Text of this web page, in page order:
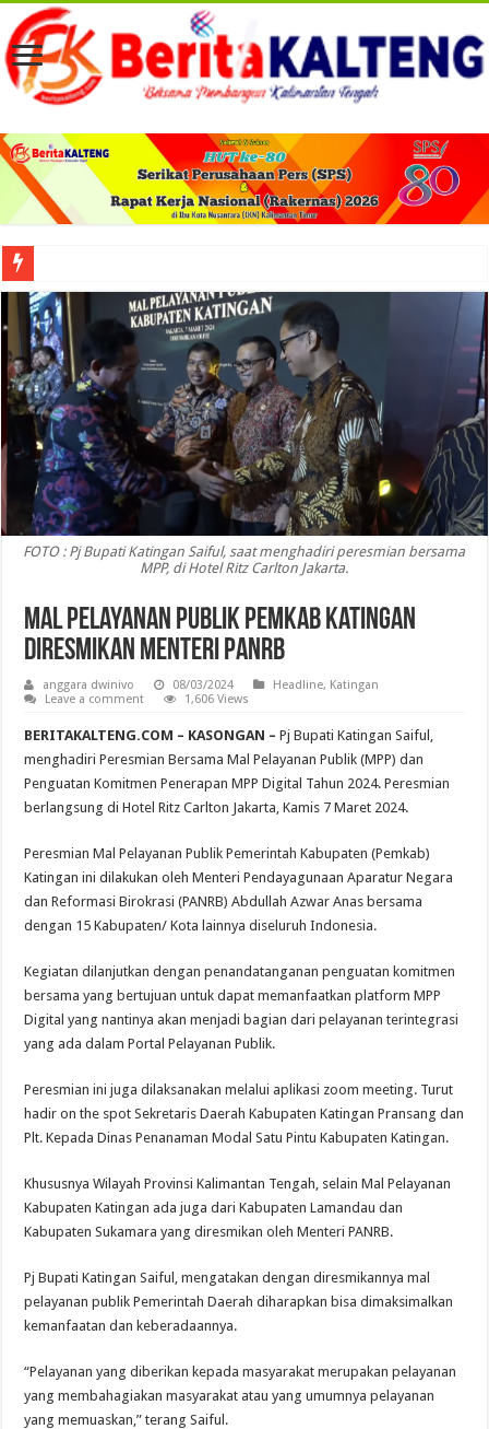
Viral! Selama Dua Bulan Lebih Siltap Serta Tunjangan Pemdes dan BPD di
FOTO : Pj Bupati Katingan Saiful, saat menghadiri peresmian bersama
MPP, di Hotel Ritz Carlton Jakarta.
Mal Pelayanan Publik Pemkab Katingan
Diresmikan Menteri PANRB
anggara dwinivo 08/03/2024 Headline, Katingan
Leave a comment
1,606 Views
BERITAKALTENG.COM – KASONGAN – Pj Bupati Katingan Saiful,
menghadiri Peresmian Bersama Mal Pelayanan Publik (MPP) dan
Penguatan Komitmen Penerapan MPP Digital Tahun 2024. Peresmian
berlangsung di Hotel Ritz Carlton Jakarta, Kamis 7 Maret 2024.
Peresmian Mal Pelayanan Publik Pemerintah Kabupaten (Pemkab)
Katingan ini dilakukan oleh Menteri Pendayagunaan Aparatur Negara
dan Reformasi Birokrasi (PANRB) Abdullah Azwar Anas bersama
dengan 15 Kabupaten/ Kota lainnya diseluruh Indonesia.
Kegiatan dilanjutkan dengan penandatanganan penguatan komitmen
bersama yang bertujuan untuk dapat memanfaatkan platform MPP
Digital yang nantinya akan menjadi bagian dari pelayanan terintegrasi
yang ada dalam Portal Pelayanan Publik.
Peresmian ini juga dilaksanakan melalui aplikasi zoom meeting. Turut
hadir on the spot Sekretaris Daerah Kabupaten Katingan Pransang dan
Plt. Kepada Dinas Penanaman Modal Satu Pintu Kabupaten Katingan.
Khususnya Wilayah Provinsi Kalimantan Tengah, selain Mal Pelayanan
Kabupaten Katingan ada juga dari Kabupaten Lamandau dan
Kabupaten Sukamara yang diresmikan oleh Menteri PANRB.
Pj Bupati Katingan Saiful, mengatakan dengan diresmikannya mal
pelayanan publik Pemerintah Daerah diharapkan bisa dimaksimalkan
kemanfaatan dan keberadaannya.
“Pelayanan yang diberikan kepada masyarakat merupakan pelayanan
yang membahagiakan masyarakat atau yang umumnya pelayanan
yang memuaskan,” terang Saiful.